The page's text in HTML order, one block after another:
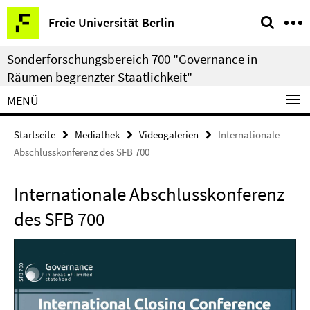
Springe
direkt
zu
Inhalt
Freie Universität Berlin
Service-
Navigation
Sonderforschungsbereich 700 "Governance in
Räumen begrenzter Staatlichkeit"
MENÜ
Startseite Mediathek Videogalerien
Internationale
Abschlusskonferenz des SFB 700
Internationale Abschlusskonferenz
des SFB 700